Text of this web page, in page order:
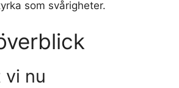
som svårigheter.
vi nu